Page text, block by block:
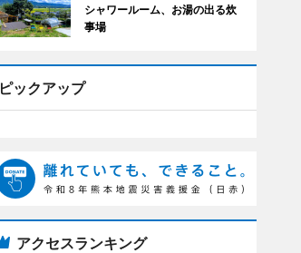
シャワールーム、お湯の出る炊
事場
ピックアップ
アクセスランキング